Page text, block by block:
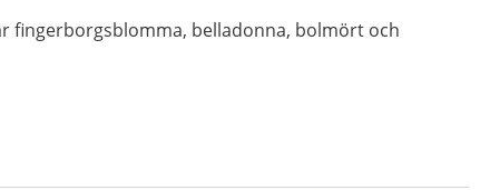
fingerborgsblomma, belladonna, bolmört och